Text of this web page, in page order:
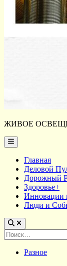
ЖИВОЕ
Main
Menu
Главная
Деловой
Дорожный
Здоровье+
Инновации
Люди и
Найти:
PostedРазное